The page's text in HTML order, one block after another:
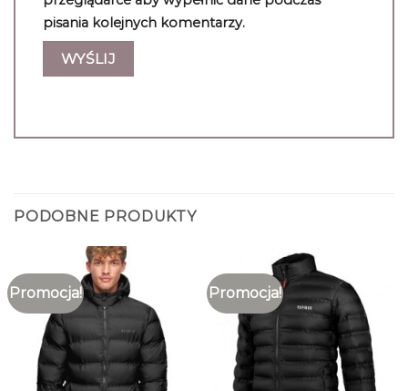
pisania kolejnych komentarzy.
PODOBNE PRODUKTY
Promocja! Promocja!